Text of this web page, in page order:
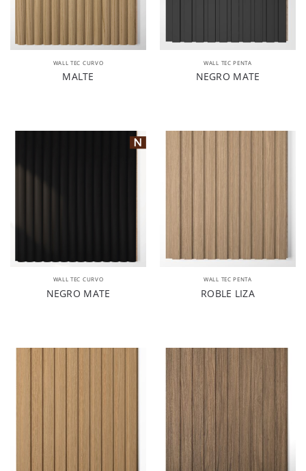
WALL TEC CURVO
MALTE
WALL TEC PENTA
NEGRO MATE
WALL TEC CURVO
NEGRO MATE
WALL TEC PENTA
ROBLE LIZA